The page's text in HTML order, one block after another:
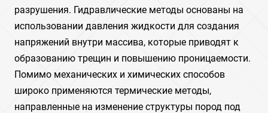
разрушения. Гидравлические методы основаны на
использовании давления жидкости для создания
напряжений внутри массива, которые приводят к
образованию трещин и повышению проницаемости.
Помимо механических и химических способов
широко применяются термические методы,
направленные на изменение структуры пород под